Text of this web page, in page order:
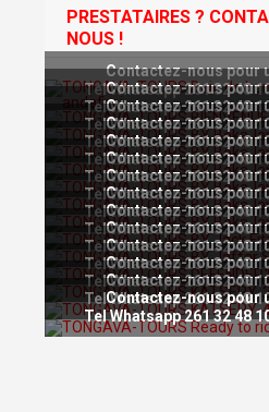
PRESTATAIRES ?
NOUS !
Contactez-nous pour
Tel Whatsapp 261 32 48
Contactez-nous pour
Tel Whatsapp 261 32 48
Contactez-nous pour
Tel Whatsapp 261 32 48
Contactez-nous pour
Tel Whatsapp 261 32 48
Contactez-nous pour
Tel Whatsapp 261 32 48
Contactez-nous pour
Tel Whatsapp 261 32 48
Contactez-nous pour
Tel Whatsapp 261 32 48
Contactez-nous pour
Tel Whatsapp 261 32 48
Contactez-nous pour
Tel Whatsapp 261 32 48
Contactez-nous pour
Tel Whatsapp 261 32 48
Contactez-nous pour
Tel Whatsapp 261 32 48
Contactez-nous pour
Tel Whatsapp 261 32 48
Contactez-nous pour
Tel Whatsapp 261 32 48
Contactez-nous pour
Tel Whatsapp 261 32 48